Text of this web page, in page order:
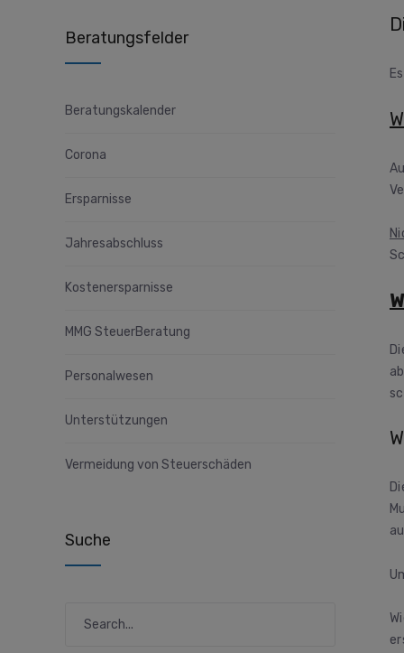
Beratungsfelder
Beratungskalender
Corona
Ersparnisse
Jahresabschluss
Kostenersparnisse
MMG SteuerBeratung
Personalwesen
Unterstützungen
Vermeidung von Steuerschäden
Suche